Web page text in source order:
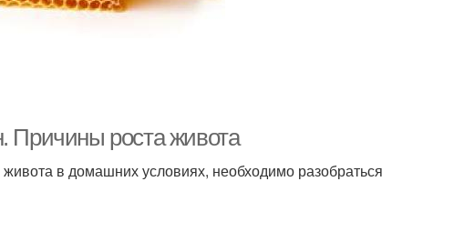
Причины роста живота
в домашних условиях, необходимо разобраться